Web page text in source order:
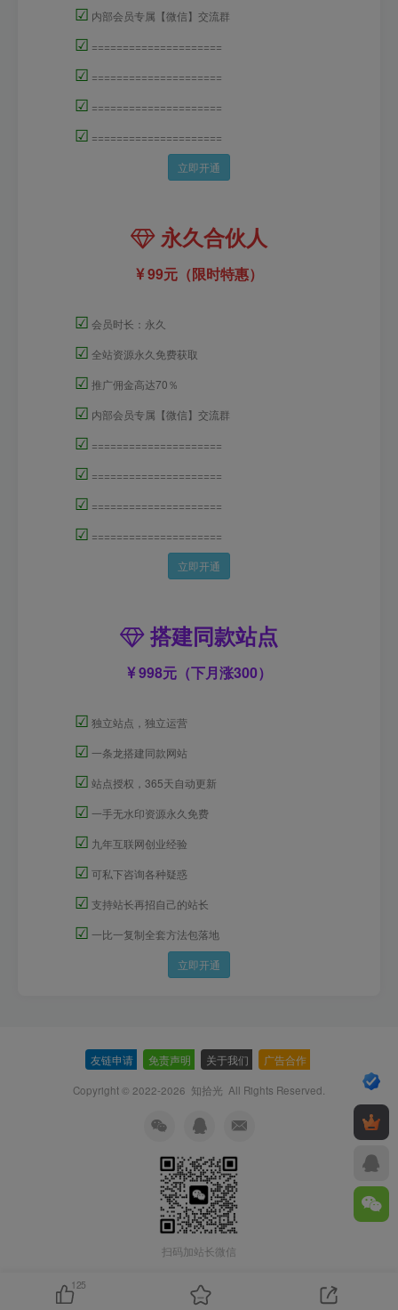
☑ 内部会员专属【微信】交流群
☑ =====================
☑ =====================
☑ =====================
☑ =====================
立即开通
永久合伙人
99元（限时特惠）
☑ 会员时长：永久
☑ 全站资源永久免费获取
☑ 推广佣金高达70％
☑ 内部会员专属【微信】交流群
☑ =====================
☑ =====================
☑ =====================
☑ =====================
立即开通
搭建同款站点
998元（下月涨300）
☑ 独立站点，独立运营
☑ 一条龙搭建同款网站
☑ 站点授权，365天自动更新
☑ 一手无水印资源永久免费
☑ 九年互联网创业经验
☑ 可私下咨询各种疑惑
☑ 支持站长再招自己的站长
☑ 一比一复制全套方法包落地
立即开通
友链申请 免责声明 关于我们 广告合作
Copyright © 2022-2026 知拾光 All Rights Reserved.
扫码加站长微信
125